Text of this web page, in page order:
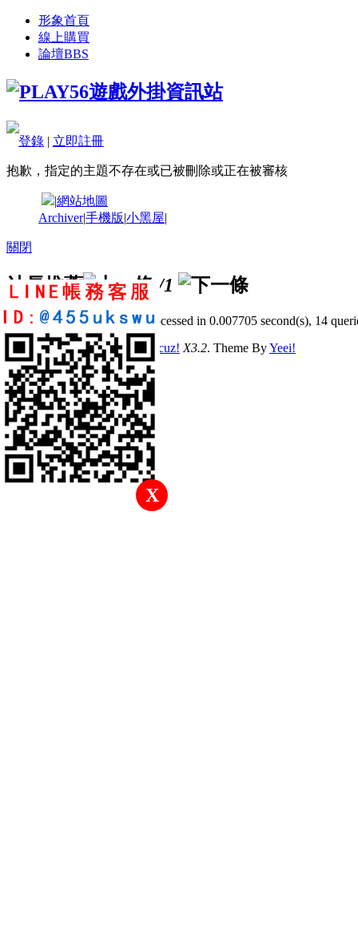
形象首頁
線上購買
論壇BBS
登錄 | 立即註冊
抱歉，指定的主題不存在或已被刪除或正在被審核
X
|網站地圖
Archiver|手機版|小黑屋|
關閉
站長推薦 /1
GMT+8, 2026-8-8 16:57, Processed in 0.007705 second(s), 14
© 2001-2011 Powered by
Discuz! X3.2. Theme ByYeei!
返回頂部